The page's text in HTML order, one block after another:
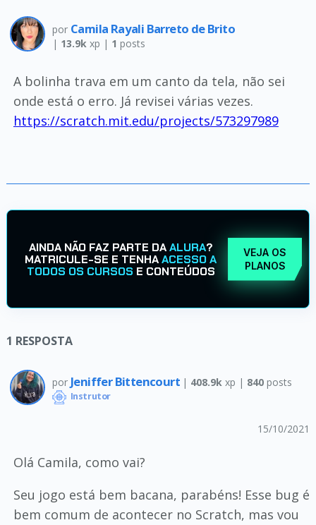
por Camila Rayali Barreto de Brito
| 13.9kxp | 1 posts
A bolinha trava em um canto da tela, não sei
onde está o erro. Já revisei várias vezes.
https://scratch.mit.edu/projects/573297989
AINDA NÃO FAZ PARTE DAALURA?
MATRICULE-SE E TENHAACESSO A
TODOS OS CURSOS E CONTEÚDOS
VEJA OS
PLANOS
1 RESPOSTA
por Jeniffer Bittencourt | 408.9k xp | 840 posts
Instrutor
15/10/2021
Olá Camila, como vai?
Seu jogo está bem bacana, parabéns! Esse bug é
bem comum de acontecer no Scratch, mas vou